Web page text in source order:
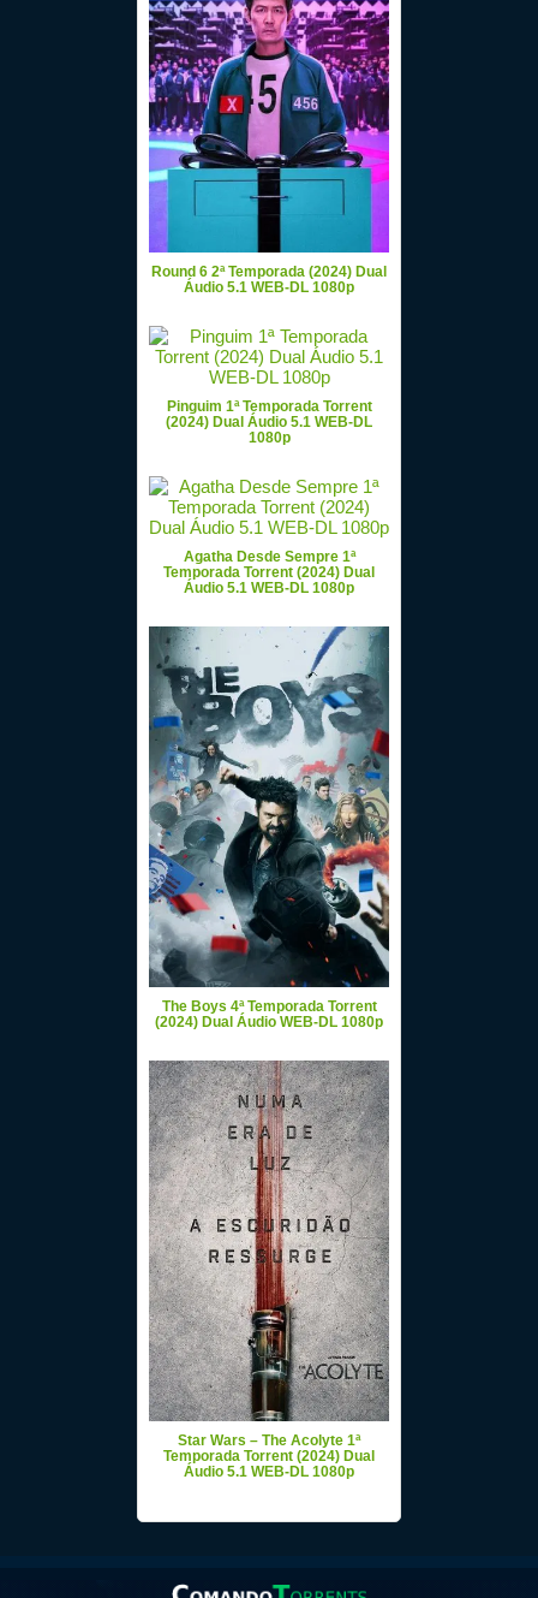
Round 6 2ª Temporada (2024) Dual
Áudio 5.1 WEB-DL 1080p
Pinguim 1ª Temporada Torrent
(2024) Dual Áudio 5.1 WEB-DL
1080p
Agatha Desde Sempre 1ª
Temporada Torrent (2024) Dual
Áudio 5.1 WEB-DL 1080p
The Boys 4ª Temporada Torrent
(2024) Dual Áudio WEB-DL 1080p
Star Wars – The Acolyte 1ª
Temporada Torrent (2024) Dual
Áudio 5.1 WEB-DL 1080p